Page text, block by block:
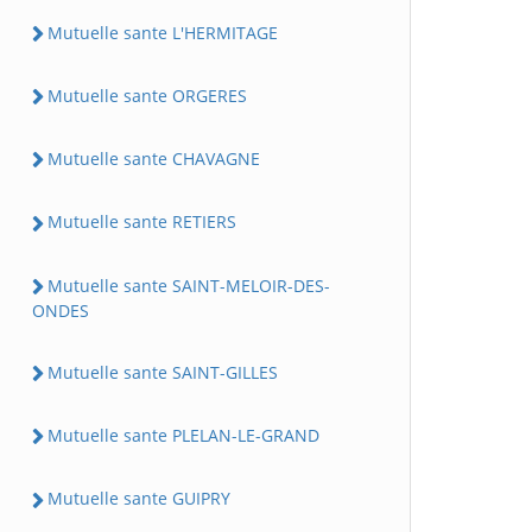
Mutuelle sante L'HERMITAGE
Mutuelle sante ORGERES
Mutuelle sante CHAVAGNE
Mutuelle sante RETIERS
Mutuelle sante SAINT-MELOIR-DES-
ONDES
Mutuelle sante SAINT-GILLES
Mutuelle sante PLELAN-LE-GRAND
Mutuelle sante GUIPRY